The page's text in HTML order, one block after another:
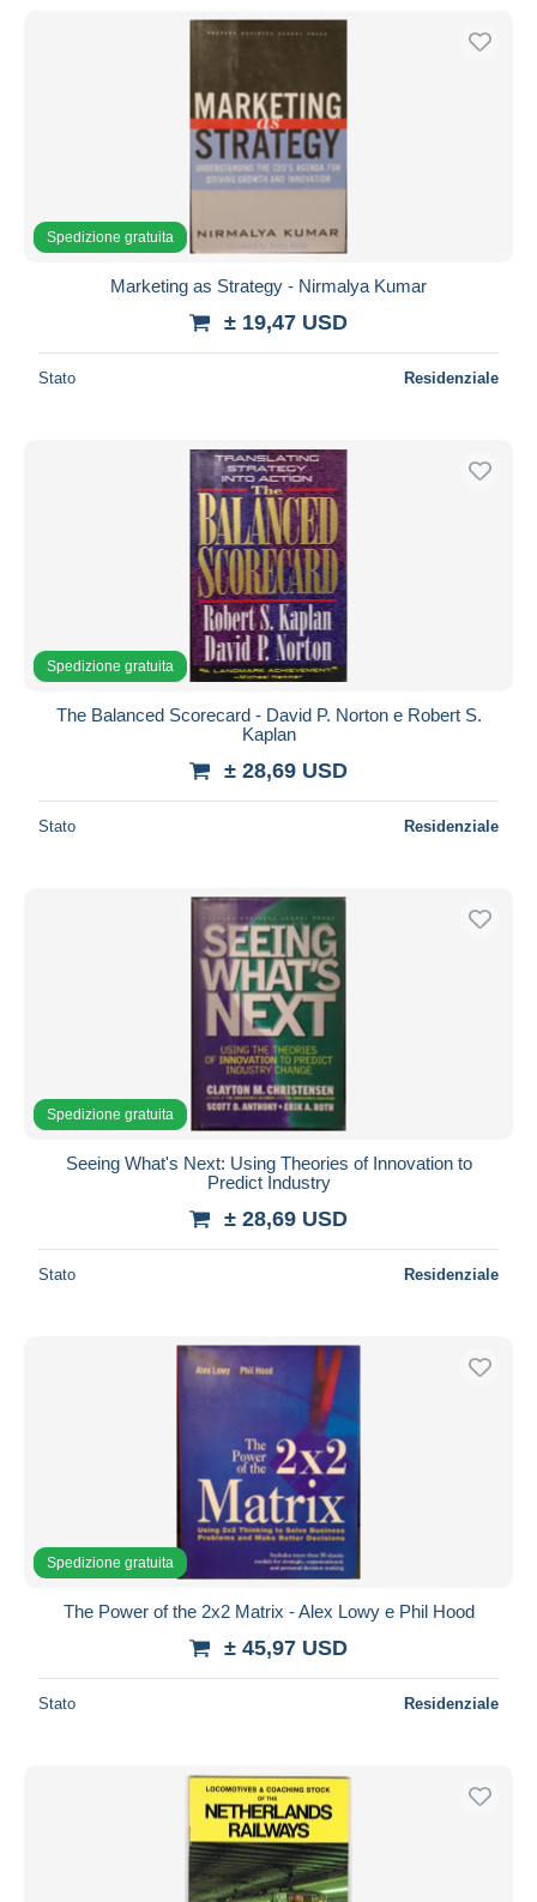
Spedizione gratuita
Marketing as Strategy - Nirmalya Kumar
± 19,47 USD
Stato Residenziale
Spedizione gratuita
The Balanced Scorecard - David P. Norton e Robert S.
Kaplan
± 28,69 USD
Stato Residenziale
Spedizione gratuita
Seeing What's Next: Using Theories of Innovation to
Predict Industry
± 28,69 USD
Stato Residenziale
Spedizione gratuita
The Power of the 2x2 Matrix - Alex Lowy e Phil Hood
± 45,97 USD
Stato Residenziale